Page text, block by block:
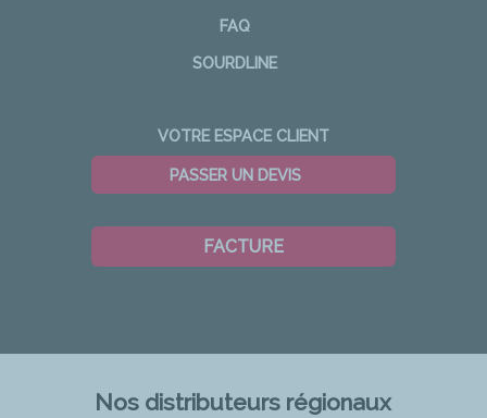
FAQ
SOURDLINE
VOTRE ESPACE CLIENT
PASSER UN DEVIS
FACTURE
Nos distributeurs régionaux